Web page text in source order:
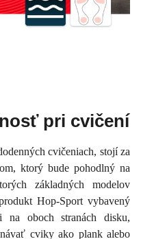
pri cvičení
cvičeniach, stojí za
ktorý bude pohodlný na
základných modelov
Hop-Sport vybavený
na oboch stranách disku,
cviky ako plank alebo